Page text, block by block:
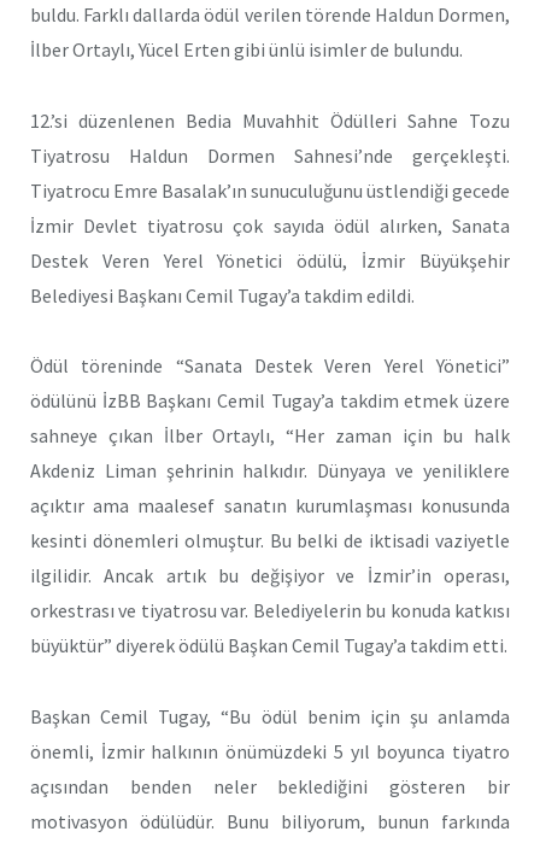
buldu. Farklı dallarda ödül verilen törende Haldun Dormen,
İlber Ortaylı, Yücel Erten gibi ünlü isimler de bulundu.
12.’si düzenlenen Bedia Muvahhit Ödülleri Sahne Tozu
Tiyatrosu Haldun Dormen Sahnesi’nde gerçekleşti.
Tiyatrocu Emre Basalak’ın sunuculuğunu üstlendiği gecede
İzmir Devlet tiyatrosu çok sayıda ödül alırken, Sanata
Destek Veren Yerel Yönetici ödülü, İzmir Büyükşehir
Belediyesi Başkanı Cemil Tugay’a takdim edildi.
Ödül töreninde “Sanata Destek Veren Yerel Yönetici”
ödülünü İzBB Başkanı Cemil Tugay’a takdim etmek üzere
sahneye çıkan İlber Ortaylı, “Her zaman için bu halk
Akdeniz Liman şehrinin halkıdır. Dünyaya ve yeniliklere
açıktır ama maalesef sanatın kurumlaşması konusunda
kesinti dönemleri olmuştur. Bu belki de iktisadi vaziyetle
ilgilidir. Ancak artık bu değişiyor ve İzmir’in operası,
orkestrası ve tiyatrosu var. Belediyelerin bu konuda katkısı
büyüktür” diyerek ödülü Başkan Cemil Tugay’a takdim etti.
Başkan Cemil Tugay, “Bu ödül benim için şu anlamda
önemli, İzmir halkının önümüzdeki 5 yıl boyunca tiyatro
açısından benden neler beklediğini gösteren bir
motivasyon ödülüdür. Bunu biliyorum, bunun farkında